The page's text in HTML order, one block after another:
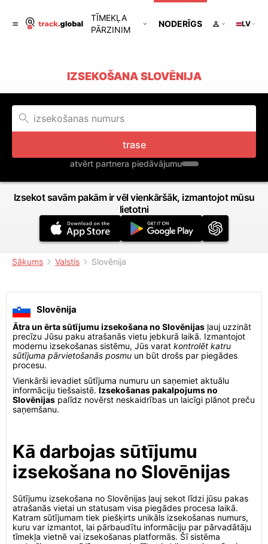
TĪMEKĻA
PĀRZINIM
NODERĪGS LV
IZSEKOŠANA SLOVĒNIJA
trase
atvērt partnera piedāvājumu
Izsekot savām pakām ir vēl vienkāršāk, izmantojot mūsu
lietotni
Sākums Valstis Slovēnija
Slovēnija
Ātra un ērta sūtījumu izsekošana no Slovēnijas ļauj uzzināt
precīzu Jūsu paku atrašanās vietu jebkurā laikā. Izmantojot
modernu izsekošanas sistēmu, Jūs varat kontrolēt katru
sūtījuma pārvietošanās posmu un būt drošs par piegādes
procesu.
Vienkārši ievadiet sūtījuma numuru un saņemiet aktuālu
informāciju tiešsaistē. Izsekošanas pakalpojums no
Slovēnijas palīdz novērst neskaidrības un laicīgi plānot preču
saņemšanu.
Kā darbojas sūtījumu
izsekošana no Slovēnijas
Sūtījumu izsekošana no Slovēnijas ļauj sekot līdzi jūsu pakas
atrašanās vietai un statusam visa piegādes procesa laikā.
Katram sūtījumam tiek piešķirts unikāls izsekošanas numurs,
kuru var izmantot, lai pārbaudītu informāciju par pārvadātāju
tīmekļa vietnē vai izsekošanas platformās. Šī sistēma